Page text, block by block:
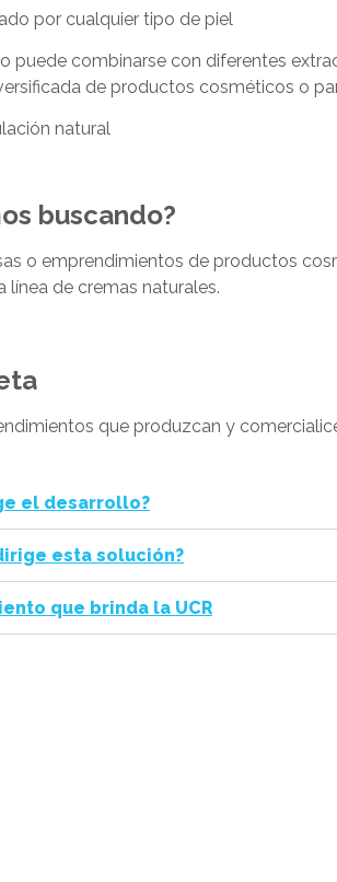
por cualquier tipo de piel
puede combinarse con diferentes
de productos cosméticos o
natural
buscando?
o emprendimientos de productos
línea de cremas naturales.
que produzcan y
el desarrollo?
esta solución?
que brinda la UCR